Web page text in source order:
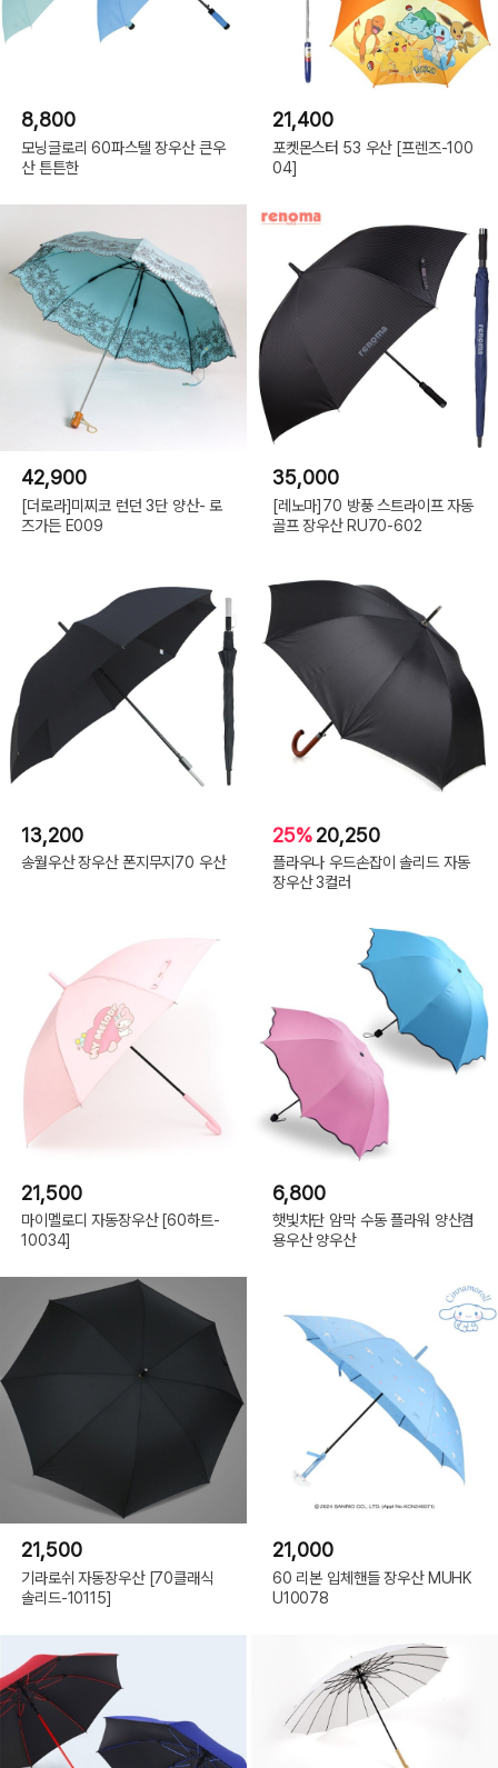
8,800
모닝글로리 60파스텔 장우산 큰우
산 튼튼한
21,400
포켓몬스터 53 우산 [프렌즈-100
04]
42,900
[더로라]미찌코 런던 3단 양산- 로
즈가든 E009
35,000
[레노마]70 방풍 스트라이프 자동
골프 장우산 RU70-602
13,200
송월우산 장우산 폰지무지70 우산
25%20,250
플라우나 우드손잡이 솔리드 자동
장우산 3컬러
21,500
마이멜로디 자동장우산 [60하트-
10034]
6,800
햇빛차단 암막 수동 플라워 양산겸
용우산 양우산
21,500
기라로쉬 자동장우산 [70클래식
솔리드-10115]
21,000
60 리본 입체핸들 장우산 MUHK
U10078